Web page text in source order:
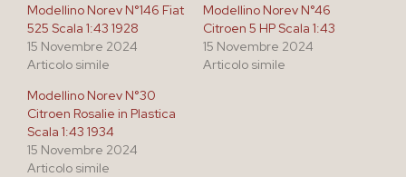
Modellino Norev N°146 Fiat
525 Scala 1:43 1928
15 Novembre 2024
Articolo simile
Modellino Norev N°46
Citroen 5 HP Scala 1:43
15 Novembre 2024
Articolo simile
Modellino Norev N°30
Citroen Rosalie in Plastica
Scala 1:43 1934
15 Novembre 2024
Articolo simile